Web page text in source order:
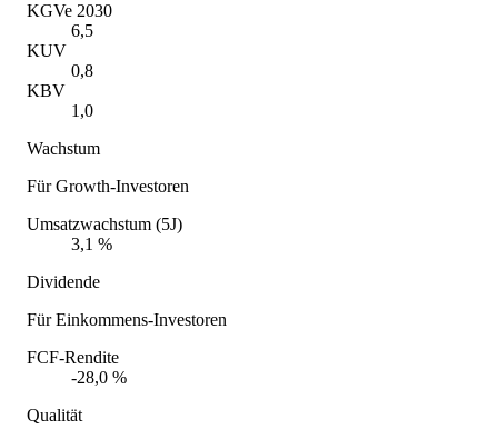
KGVe 2030
6,5
KUV
0,8
KBV
1,0
Wachstum
Für Growth-Investoren
Umsatzwachstum (5J)
3,1 %
Dividende
Für Einkommens-Investoren
FCF-Rendite
-28,0 %
Qualität